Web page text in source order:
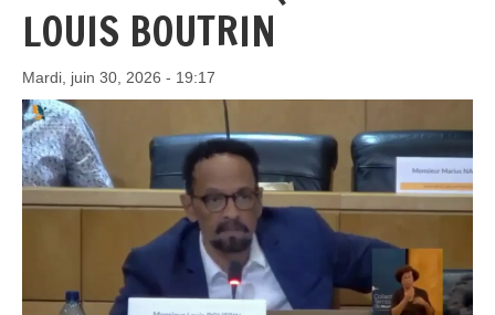
LOUIS BOUTRIN
Mardi, juin 30, 2026 - 19:17